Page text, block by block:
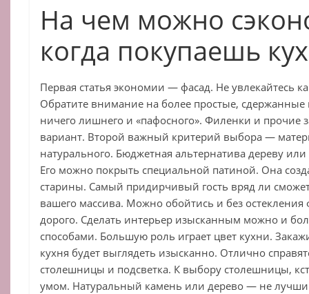
На чем можно
когда покупаешь
Первая статья экономии — фасад. Не увлекайтесь
Обратите внимание на более простые,
ничего лишнего и «пафосного». Филенки и
вариант. Второй важный критерий выбора —
натурального. Бюджетная альтернатива дереву
Его можно покрыть специальной патиной. Она
старины. Самый придирчивый гость вряд ли
вашего массива. Можно обойтись и без
дорого. Сделать интерьер изысканным можно и
способами. Большую роль играет цвет кухни.
кухня будет выглядеть изысканно. Отлично
столешницы и подсветка. К выбору столешницы,
умом. Натуральный камень или дерево — не